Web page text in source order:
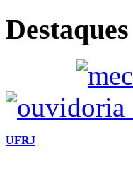
Destaques
UFRJ